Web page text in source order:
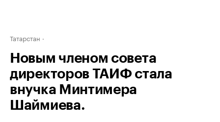
Татарстан
Новым членом совета
директоров ТАИФ стала
внучка Минтимера
Шаймиева.